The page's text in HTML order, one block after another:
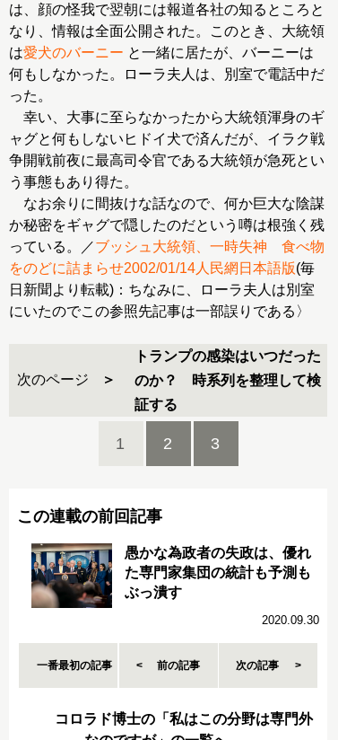
は、顔の怪我で翌朝には報道各社の知るところと
なり、情報は全面公開された。このとき、大統領
は愛犬のバーニー と一緒に居たが、バーニーは
何もしなかった。ローラ夫人は、別室で電話中だ
った。
幸い、大事に至らなかったから大統領渾身のギ
ャグと何もしないヒドイ犬で済んだが、イラク戦
争開戦前夜に最高司令官である大統領が急死とい
う事態もあり得た。
なお余りに間抜けな話なので、何か巨大な陰謀
か秘密をギャグで隠したのだという噂は根強く残
っている。／ブッシュ大統領、一時失神 食べ物
をのどに詰まらせ2002/01/14人民網日本語版(毎
日新聞より転載)：ちなみに、ローラ夫人は別室
にいたのでこの参照先記事は一部誤りである〉
次のページ
トランプの感染はいつだった
のか？ 時系列を整理して検
証する
1 2 3
この連載の前回記事
愚かな為政者の失政は、優れ
た専門家集団の統計も予測も
ぶっ潰す
2020.09.30
一番最初の記事 前の記事 次の記事
コロラド博士の「私はこの分野は専門外